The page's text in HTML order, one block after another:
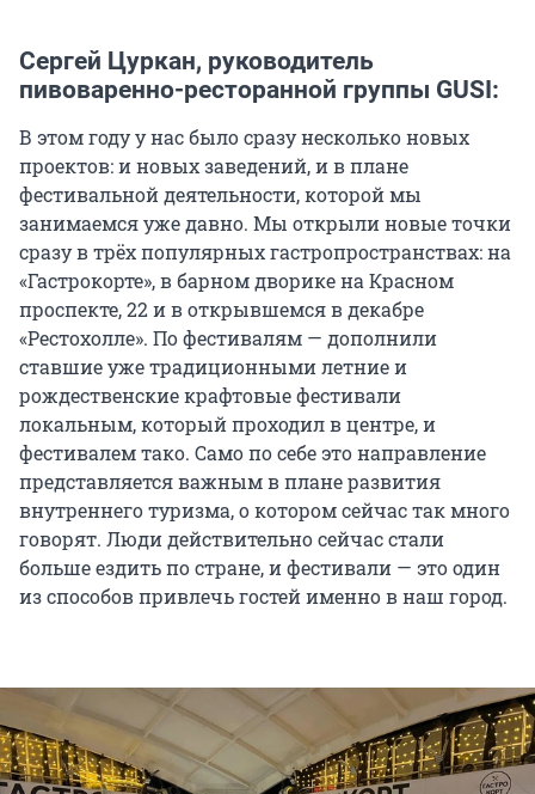
Сергей Цуркан, руководитель
пивоваренно-ресторанной группы GUSI:
В этом году у нас было сразу несколько новых
проектов: и новых заведений, и в плане
фестивальной деятельности, которой мы
занимаемся уже давно. Мы открыли новые точки
сразу в трёх популярных гастропространствах: на
«Гастрокорте», в барном дворике на Красном
проспекте, 22 и в открывшемся в декабре
«Рестохолле». По фестивалям — дополнили
ставшие уже традиционными летние и
рождественские крафтовые фестивали
локальным, который проходил в центре, и
фестивалем тако. Само по себе это направление
представляется важным в плане развития
внутреннего туризма, о котором сейчас так много
говорят. Люди действительно сейчас стали
больше ездить по стране, и фестивали — это один
из способов привлечь гостей именно в наш город.